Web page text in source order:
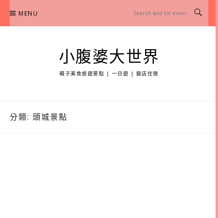
content
MENU
小腹婆大世界
親子美食旅遊景點 | 一日遊 | 飯店住宿
分類: 頭城景點